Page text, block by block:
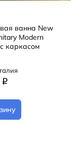
ванна New
Modern
каркасом
q